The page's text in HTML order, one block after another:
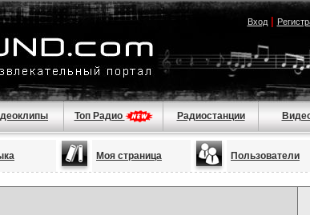
Вход|
Топ Радио Радиостанции
Моя страница Пользователи